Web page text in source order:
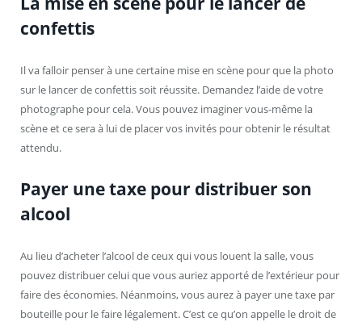
confettis
Il va falloir penser à une certaine mise en scène pour que la photo
sur le lancer de confettis soit réussite. Demandez l’aide de votre
photographe pour cela. Vous pouvez imaginer vous-même la
scène et ce sera à lui de placer vos invités pour obtenir le résultat
attendu.
Payer une taxe pour distribuer son
alcool
Au lieu d’acheter l’alcool de ceux qui vous louent la salle, vous
pouvez distribuer celui que vous auriez apporté de l’extérieur pour
faire des économies. Néanmoins, vous aurez à payer une taxe par
bouteille pour le faire légalement. C’est ce qu’on appelle le droit de